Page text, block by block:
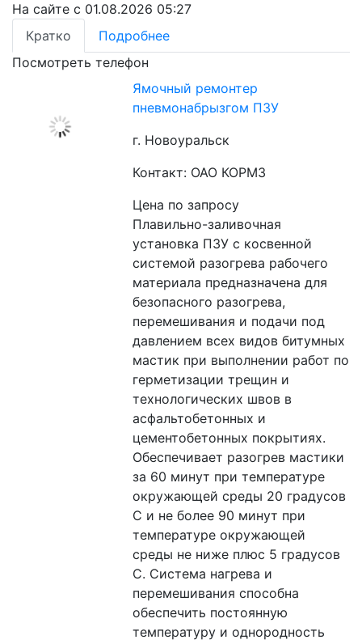
На сайте с 01.08.2026 05:27
Кратко
Подробнее
Посмотреть телефон
Ямочный ремонтер
пневмонабрызгом ПЗУ
г. Новоуральск
Контакт: ОАО КОРМЗ
Цена по запросу
Плавильно-заливочная
установка ПЗУ с косвенной
системой разогрева рабочего
материала предназначена для
безопасного разогрева,
перемешивания и подачи под
давлением всех видов битумных
мастик при выполнении работ по
герметизации трещин и
технологических швов в
асфальтобетонных и
цементобетонных покрытиях.
Обеспечивает разогрев мастики
за 60 минут при температуре
окружающей среды 20 градусов
С и не более 90 минут при
температуре окружающей
среды не ниже плюс 5 градусов
С. Система нагрева и
перемешивания способна
обеспечить постоянную
температуру и однородность